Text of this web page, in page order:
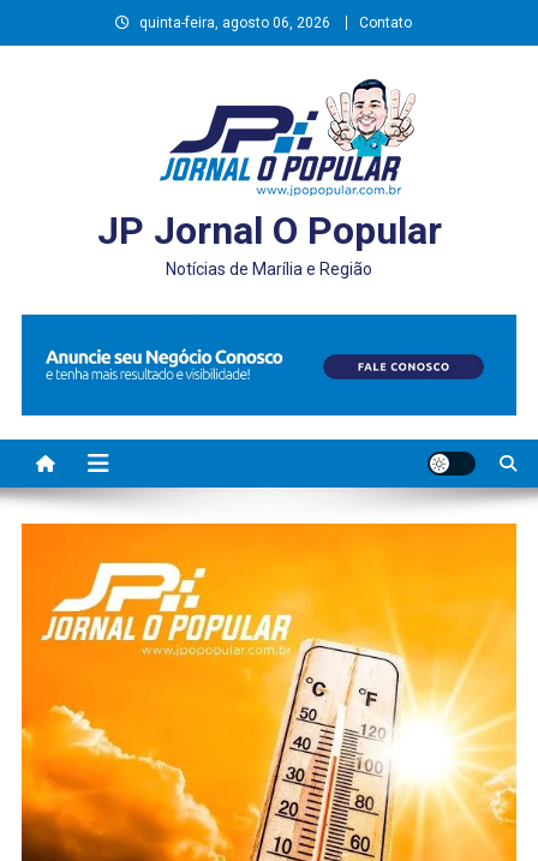
to
quinta-feira, agosto 06, 2026 Contato
JP Jornal O Popular
Notícias de Marília e Região